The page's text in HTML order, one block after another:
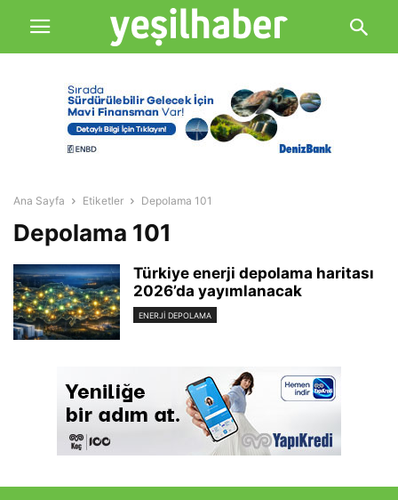
Ana Sayfa Etiketler Depolama 101
Depolama 101
Türkiye enerji depolama haritası
2026’da yayımlanacak
ENERJI DEPOLAMA